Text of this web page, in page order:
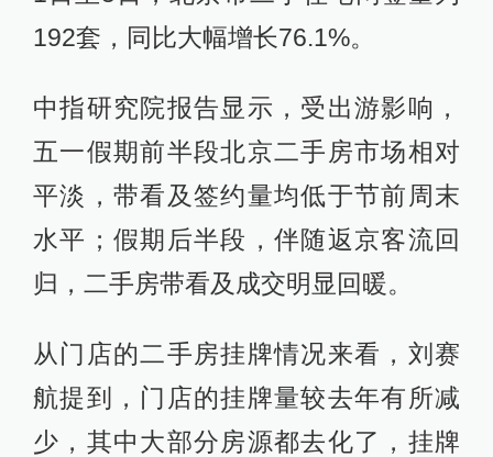
192套，同比大幅增长76.1%。
中指研究院报告显示，受出游影响，
五一假期前半段北京二手房市场相对
平淡，带看及签约量均低于节前周末
水平；假期后半段，伴随返京客流回
归，二手房带看及成交明显回暖。
从门店的二手房挂牌情况来看，刘赛
航提到，门店的挂牌量较去年有所减
少，其中大部分房源都去化了，挂牌